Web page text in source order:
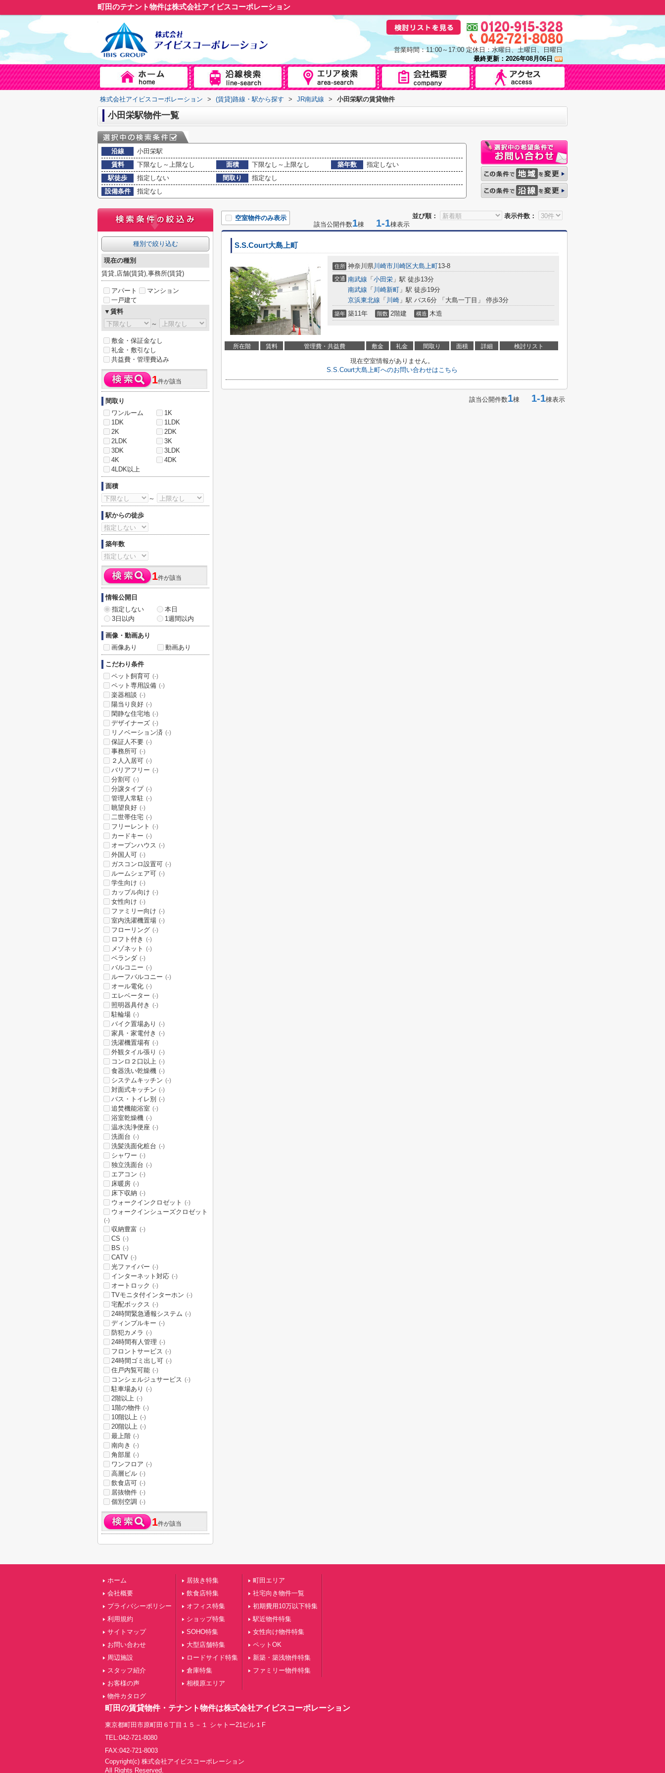
町田のテナント物件は株式会社アイビスコーポレーション
営業時間：11:00～17:00 定休日：水曜日、土曜日、日曜日
最終更新：2026年08月06日
株式会社アイビスコーポレーション > (賃貸)路線・駅から探す > JR南武線 > 小田栄駅の賃貸物件
小田栄駅物件一覧
沿線
小田栄駅
賃料
下限なし～上限なし 面積 下限なし～上限なし 築年数
指定しない
駅徒歩
指定しない 間取り
指定なし
設備条件
指定なし
並び順： 表示件数：
空室物件のみ表示
該当公開件数1棟 1-1棟表示
S.S.Court大島上町
住所 神奈川県川崎市川崎区大島上町13-8
交通 南武線 「 小田栄 」駅 徒歩13分
南武線 「 川崎新町 」駅 徒歩19分
京浜東北線 「 川崎 」駅 バス6分 「大島一丁目」 停歩3分
築年 築11年 階数 2階建 構造 木造
所在階 賃料 管理費・共益費 敷金 礼金 間取り 面積 詳細 検討リスト
現在空室情報がありません。
S.S.Court大島上町へのお問い合わせはこちら
該当公開件数1棟 1-1棟表示
種別で絞り込む
現在の種別
賃貸,店舗(賃貸),事務所(賃貸)
アパート
マンション
一戸建て
▼賃料
～
敷金・保証金なし
礼金・敷引なし
共益費・管理費込み
1件が該当
間取り
ワンルーム
1K
1DK
1LDK
2K
2DK
2LDK
3K
3DK
3LDK
4K
4DK
4LDK以上
面積
～
駅からの徒歩
築年数
1件が該当
情報公開日
指定しない
本日
3日以内
1週間以内
画像・動画あり
画像あり
動画あり
こだわり条件
ペット飼育可 (-)
ペット専用設備 (-)
楽器相談 (-)
陽当り良好 (-)
閑静な住宅地 (-)
デザイナーズ (-)
リノベーション済 (-)
保証人不要 (-)
事務所可 (-)
２人入居可 (-)
バリアフリー (-)
分割可 (-)
分譲タイプ (-)
管理人常駐 (-)
眺望良好 (-)
二世帯住宅 (-)
フリーレント (-)
カードキー (-)
オープンハウス (-)
外国人可 (-)
ガスコンロ設置可 (-)
ルームシェア可 (-)
学生向け (-)
カップル向け (-)
女性向け (-)
ファミリー向け (-)
室内洗濯機置場 (-)
フローリング (-)
ロフト付き (-)
メゾネット (-)
ベランダ (-)
バルコニー (-)
ルーフバルコニー (-)
オール電化 (-)
エレベーター (-)
照明器具付き (-)
駐輪場 (-)
バイク置場あり (-)
家具・家電付き (-)
洗濯機置場有 (-)
外観タイル張り (-)
コンロ２口以上 (-)
食器洗い乾燥機 (-)
システムキッチン (-)
対面式キッチン (-)
バス・トイレ別 (-)
追焚機能浴室 (-)
浴室乾燥機 (-)
温水洗浄便座 (-)
洗面台 (-)
洗髪洗面化粧台 (-)
シャワー (-)
独立洗面台 (-)
エアコン (-)
床暖房 (-)
床下収納 (-)
ウォークインクロゼット (-)
ウォークインシューズクロゼット
(-)
収納豊富 (-)
CS (-)
BS (-)
CATV (-)
光ファイバー (-)
インターネット対応 (-)
オートロック (-)
TVモニタ付インターホン (-)
宅配ボックス (-)
24時間緊急通報システム (-)
ディンプルキー (-)
防犯カメラ (-)
24時間有人管理 (-)
フロントサービス (-)
24時間ゴミ出し可 (-)
住戸内覧可能 (-)
コンシェルジュサービス (-)
駐車場あり (-)
2階以上 (-)
1階の物件 (-)
10階以上 (-)
20階以上 (-)
最上階 (-)
南向き (-)
角部屋 (-)
ワンフロア (-)
高層ビル (-)
飲食店可 (-)
居抜物件 (-)
個別空調 (-)
1件が該当
ホーム
会社概要
プライバシーポリシー
利用規約
サイトマップ
お問い合わせ
周辺施設
スタッフ紹介
お客様の声
物件カタログ
居抜き特集
飲食店特集
オフィス特集
ショップ特集
SOHO特集
大型店舗特集
ロードサイド特集
倉庫特集
相模原エリア
町田エリア
社宅向き物件一覧
初期費用10万以下特集
駅近物件特集
女性向け物件特集
ペットOK
新築・築浅物件特集
ファミリー物件特集
町田の賃貸物件・テナント物件は株式会社アイビスコーポレーション
東京都町田市原町田６丁目１５－１ シャトー21ビル１F
TEL:042-721-8080
FAX:042-721-8003
Copyright(c) 株式会社アイビスコーポレーション
All Rights Reserved.